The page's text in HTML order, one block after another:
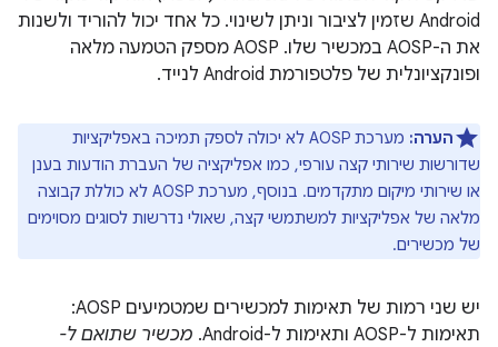
Android שזמין לציבור וניתן לשינוי. כל אחד יכול להוריד ולשנות
את ה-AOSP במכשיר שלו. ‫AOSP מספק הטמעה מלאה
ופונקציונלית של פלטפורמת Android לנייד.
הערה:
מערכת AOSP לא יכולה לספק תמיכה באפליקציות
שדורשות שירותי קצה עורפי, כמו אפליקציה של העברת הודעות בענן
או שירותי מיקום מתקדמים. בנוסף, מערכת AOSP לא כוללת קבוצה
מלאה של אפליקציות למשתמשי קצה, שאולי נדרשות לסוגים מסוימים
של מכשירים.
יש שני רמות של תאימות למכשירים שמטמיעים AOSP:
תאימות ל-AOSP ותאימות ל-Android.
מכשיר שתואם ל-